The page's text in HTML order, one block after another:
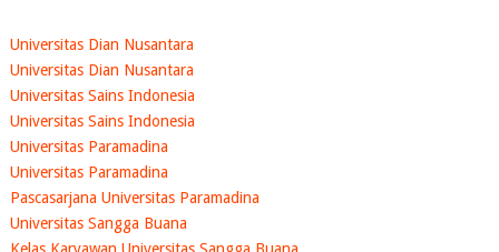
Universitas Dian Nusantara
Universitas Dian Nusantara
Universitas Sains Indonesia
Universitas Sains Indonesia
Universitas Paramadina
Universitas Paramadina
Pascasarjana Universitas Paramadina
Universitas Sangga Buana
Kelas Karyawan Universitas Sangga Buana